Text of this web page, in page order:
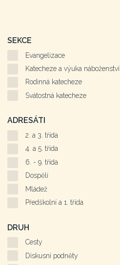
SEKCE
Evangelizace
Katecheze a výuka náboženství
Rodinná katecheze
Svátostná katecheze
ADRESÁTI
2. a 3. třída
4. a 5. třída
6. - 9. třída
Dospělí
Mládež
Předškolní a 1. třída
DRUH
Cesty
Diskusní podněty